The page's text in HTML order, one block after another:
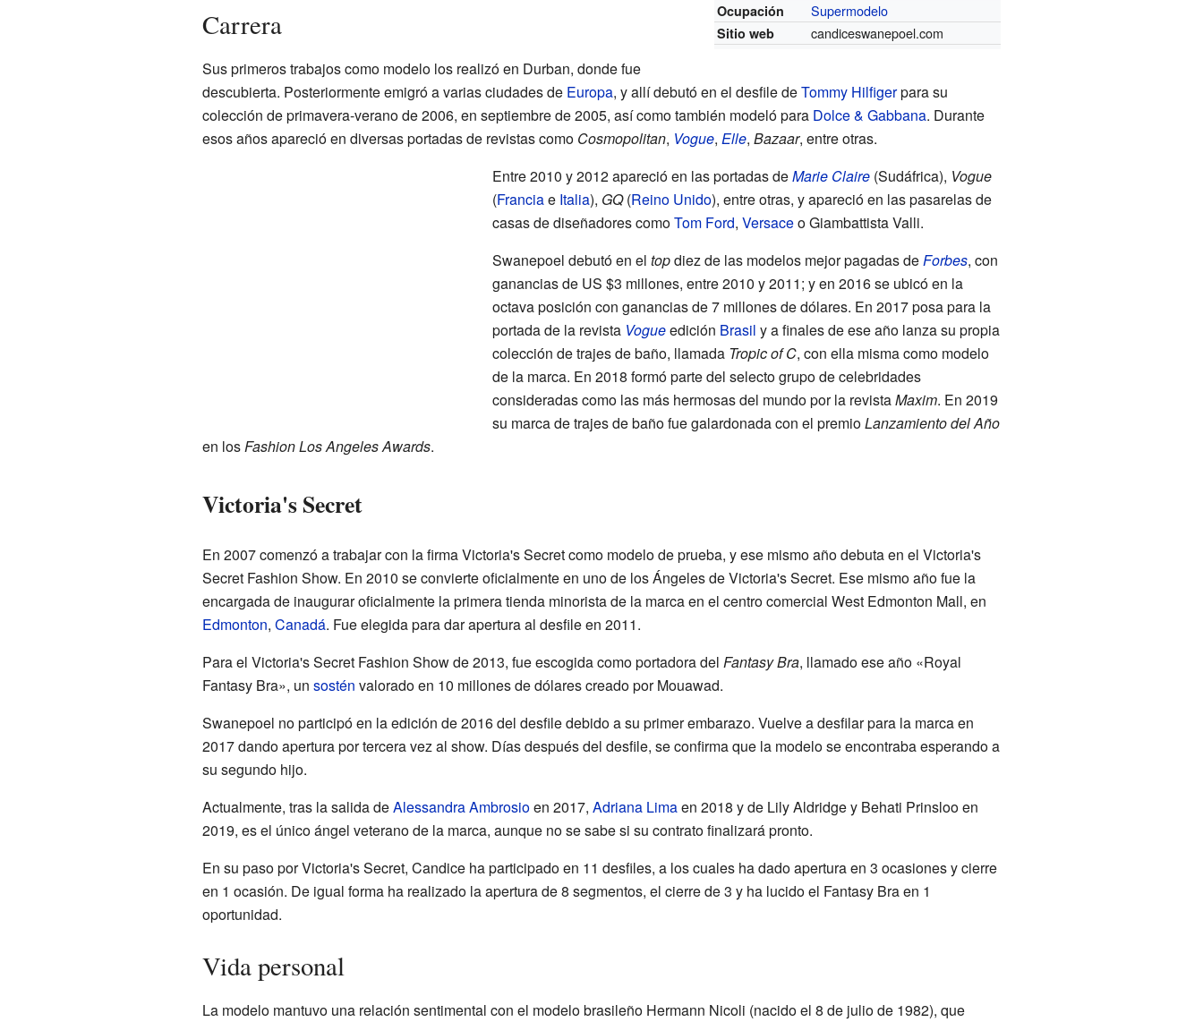
Ocupación
Supermodelo
Sitio web candiceswanepoel.com
Carrera
Sus primeros trabajos como modelo los realizó en Durban, donde fue
descubierta. Posteriormente emigró a varias ciudades de Europa, y allí debutó en el desfile deTommy Hilfigerpara su
colección de primavera-verano de 2006, en septiembre de 2005, así como también modeló para Dolce & Gabbana. Durante
esos años apareció en diversas portadas de revistas como Cosmopolitan, Vogue, Elle, Bazaar, entre otras.
Entre 2010 y 2012 apareció en las portadas deMarie Claire(Sudáfrica), Vogue
(Franciae Italia), GQ(Reino Unido), entre otras, y apareció en las pasarelas de
casas de diseñadores comoTom Ford, Versaceo Giambattista Valli.
Swanepoel debutó en el topdiez de las modelos mejor pagadas deForbes, con
ganancias de US $3 millones, entre 2010 y 2011; y en 2016 se ubicó en la
octava posición con ganancias de 7 millones de dólares. En 2017 posa para la
portada de la revista Vogueedición Brasil y a finales de ese año lanza su propia
colección de trajes de baño, llamada Tropic of C, con ella misma como modelo
de la marca. En 2018 formó parte del selecto grupo de celebridades
consideradas como las más hermosas del mundo por la revistaMaxim. En 2019
su marca de trajes de baño fue galardonada con el premioLanzamiento del Año
en losFashion Los Angeles Awards.
Victoria's Secret
En 2007 comenzó a trabajar con la firma Victoria's Secret como modelo de prueba, y ese mismo año debuta en el Victoria's
Secret Fashion Show. En 2010 se convierte oficialmente en uno de los Ángeles de Victoria's Secret. Ese mismo año fue la
encargada de inaugurar oficialmente la primera tienda minorista de la marca en el centro comercial West Edmonton Mall, en
Edmonton, Canadá. Fue elegida para dar apertura al desfile en 2011.
Para el Victoria's Secret Fashion Show de 2013, fue escogida como portadora del Fantasy Bra, llamado ese año «Royal
Fantasy Bra», un sostén valorado en 10 millones de dólares creado por Mouawad.
Swanepoel no participó en la edición de 2016 del desfile debido a su primer embarazo. Vuelve a desfilar para la marca en
2017 dando apertura por tercera vez al show. Días después del desfile, se confirma que la modelo se encontraba esperando a
su segundo hijo.
Actualmente, tras la salida deAlessandra Ambrosioen 2017, Adriana Limaen 2018 y de Lily Aldridge y Behati Prinsloo en
2019, es el único ángel veterano de la marca, aunque no se sabe si su contrato finalizará pronto.
En su paso por Victoria's Secret, Candice ha participado en 11 desfiles, a los cuales ha dado apertura en 3 ocasiones y cierre
en 1 ocasión. De igual forma ha realizado la apertura de 8 segmentos, el cierre de 3 y ha lucido el Fantasy Bra en 1
oportunidad.
Vida personal
La modelo mantuvo una relación sentimental con el modelo brasileño Hermann Nicoli (nacido el 8 de julio de 1982), que